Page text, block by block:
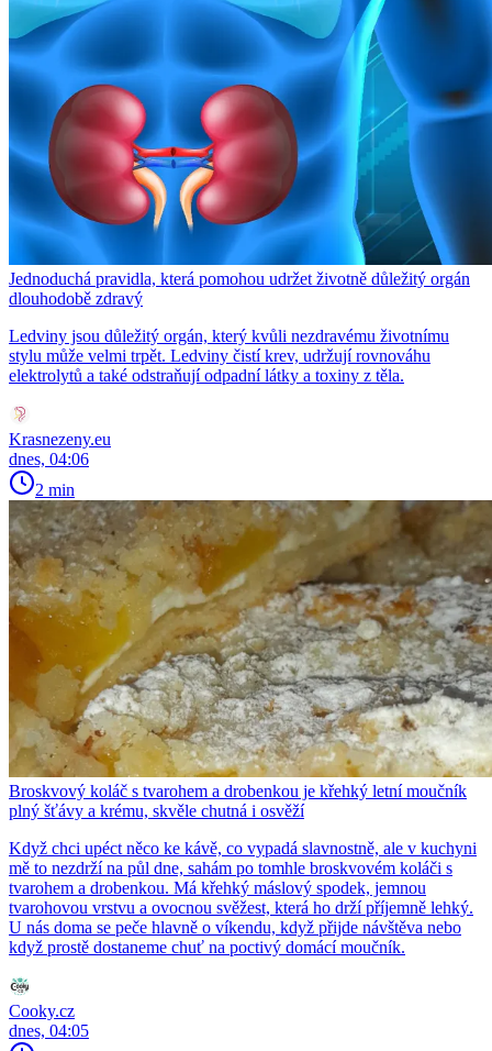
Jednoduchá pravidla, která pomohou udržet životně důležitý orgán
dlouhodobě zdravý
Ledviny jsou důležitý orgán, který kvůli nezdravému životnímu
stylu může velmi trpět. Ledviny čistí krev, udržují rovnováhu
elektrolytů a také odstraňují odpadní látky a toxiny z těla.
Krasnezeny.eu
dnes, 04:06
2 min
Broskvový koláč s tvarohem a drobenkou je křehký letní moučník
plný šťávy a krému, skvěle chutná i osvěží
Když chci upéct něco ke kávě, co vypadá slavnostně, ale v kuchyni
mě to nezdrží na půl dne, sahám po tomhle broskvovém koláči s
tvarohem a drobenkou. Má křehký máslový spodek, jemnou
tvarohovou vrstvu a ovocnou svěžest, která ho drží příjemně lehký.
U nás doma se peče hlavně o víkendu, když přijde návštěva nebo
když prostě dostaneme chuť na poctivý domácí moučník.
Cooky.cz
dnes, 04:05